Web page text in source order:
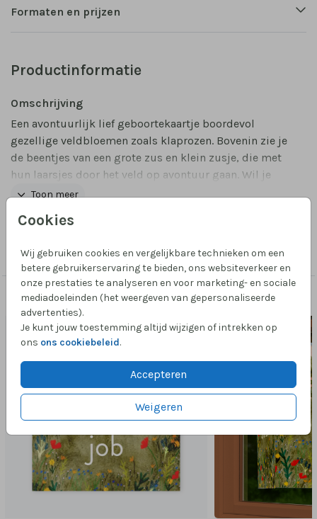
Cookies
Wij gebruiken cookies en vergelijkbare technieken om een
betere gebruikerservaring te bieden, ons websiteverkeer en
onze prestaties te analyseren en voor marketing- en sociale
mediadoeleinden (het weergeven van gepersonaliseerde
advertenties).
Je kunt jouw toestemming altijd wijzigen of intrekken op
ons ons cookiebeleid.
Accepteren
Weigeren
Formaten en prijzen
Productinformatie
Omschrijving
Een avontuurlijk lief geboortekaartje boordevol
gezellige veldbloemen zoals klaprozen. Bovenin zie je
de beentjes van een grote zus en klein zusje, die met
hun laarsjes door het veld op avontuur gaan. Wil je
bijvoorbeeld een andere huidkleur? Stuur een
Toon meer
Foliedruk zelf maken
Passend bij dit ontwerp
TEGELTJE